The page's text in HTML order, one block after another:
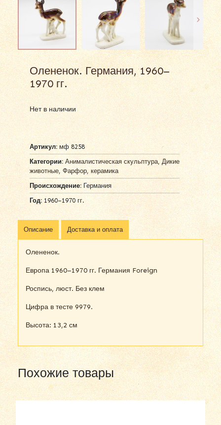
Олененок. Германия, 1960–
1970 гг.
Нет в наличии
Артикул:мф 8258
Категории: Анималистическая скульптура,Дикие
животные,Фарфор, керамика
Происхождение:Германия
Год:1960–1970 гг.
Описание Доставка и оплата
Олененок.
Европа 1960–1970 гг. Германия Foreign
Роспись, люст. Без клем
Цифра в тесте 9979.
Высота: 13,2 см
Похожие товары